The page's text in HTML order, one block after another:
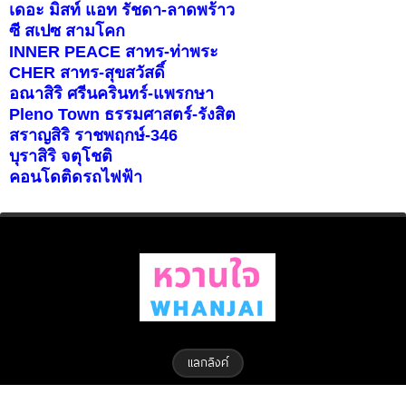
เดอะ มิสท์ แอท รัชดา-ลาดพร้าว
ซี สเปซ สามโคก
INNER PEACE สาทร-ท่าพระ
CHER สาทร-สุขสวัสดิ์
อณาสิริ ศรีนครินทร์-แพรกษา
Pleno Town ธรรมศาสตร์-รังสิต
สราญสิริ ราชพฤกษ์-346
บุราสิริ จตุโชติ
คอนโดติดรถไฟฟ้า
แลกลิงค์